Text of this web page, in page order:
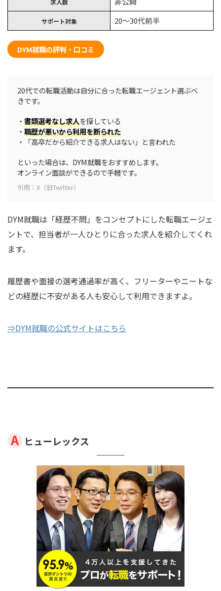
求人数
サポート対象 20〜30代前半
DYM就職の評判・口コミ
20代での転職活動は自分に合った転職エージェント選ぶべ
きです。
・ 書類選考なし求人を探している
・ 職歴が悪いから利用を断られた
・「高卒だから紹介できる求人はない」と言われた
といった場合は、DYM就職をおすすめします。
オンライン面談ができるので手軽です。
引用：X（旧Twitter）
DYM就職は「経歴不問」をコンセプトにした転職エージェ
ントで、担当者が一人ひとりに合った求人を紹介してくれ
ます。
履歴書や面接の選考通過率が高く、フリーターやニートな
どの経歴に不安がある人も安心して利用できますよ。
⇒DYM就職の公式サイトはこちら
ヒューレックス